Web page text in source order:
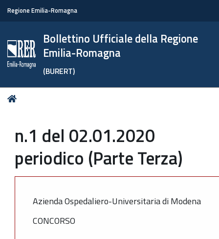
Regione Emilia-Romagna
Bollettino Ufficiale della Regione
Emilia-Romagna
(BURERT)
Tu
n.1 del 02.01.2020
periodico (Parte Terza)
Azienda Ospedaliero-Universitaria di Modena
CONCORSO